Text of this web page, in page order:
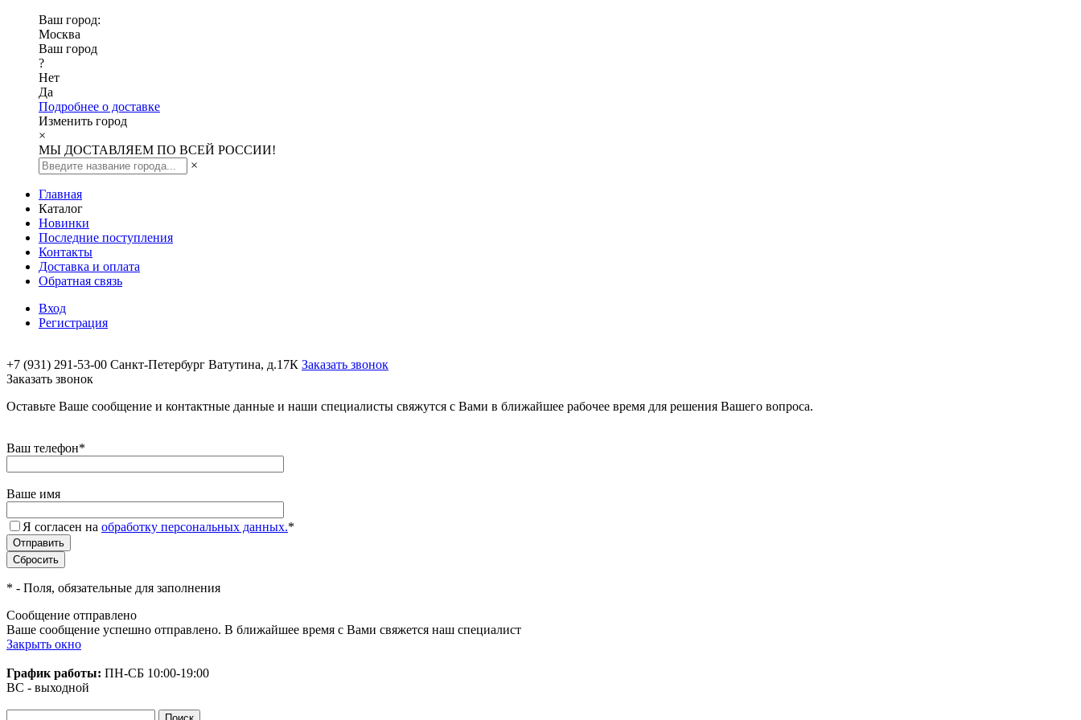
Ваш город:
Москва
Ваш город
?
Нет
Да
Подробнее о доставке
Изменить город
×
МЫ ДОСТАВЛЯЕМ ПО ВСЕЙ РОССИИ!
×
Главная
Каталог
Новинки
Последние поступления
Контакты
Доставка и оплата
Обратная связь
Вход
Регистрация
+7 (931) 291-53-00 Санкт-Петербург Ватутина, д.17К Заказать звонок
Заказать звонок
Оставьте Ваше сообщение и контактные данные и наши специалисты свяжутся с Вами в ближайшее рабочее время для решения Вашего вопроса.
Ваш телефон*
Ваше имя
Я согласен на обработку персональных данных.*
* - Поля, обязательные для заполнения
Сообщение отправлено
Ваше сообщение успешно отправлено. В ближайшее время с Вами свяжется наш специалист
Закрыть окно
График работы: ПН-СБ 10:00-19:00
ВС - выходной